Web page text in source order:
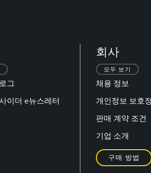
그
이더 e뉴스레터
회사
모두 보기
채용 정보
개인정보 보호
판매 계약 조건
기업 소개
구매 방법